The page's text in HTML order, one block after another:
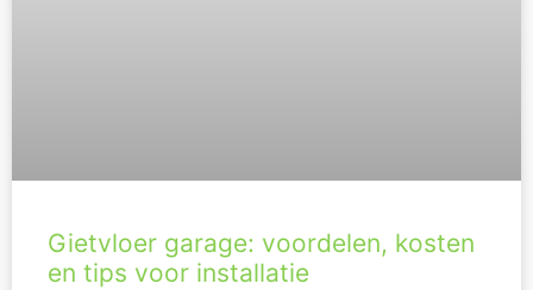
Gietvloer garage: voordelen, kosten
en tips voor installatie